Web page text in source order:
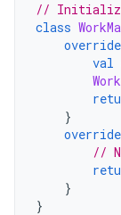
// Initializes
class
override
val
}
override
//
}
}